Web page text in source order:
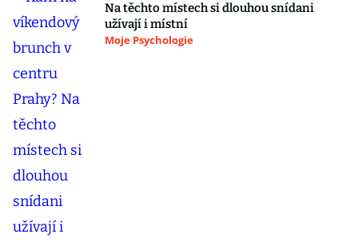
Na těchto místech si dlouhou snídani
užívají i místní
Moje Psychologie